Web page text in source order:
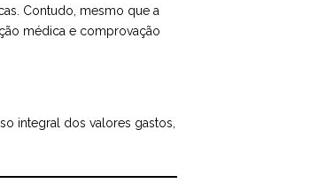
Contudo, mesmo que a
médica e comprovação
integral dos valores gastos,